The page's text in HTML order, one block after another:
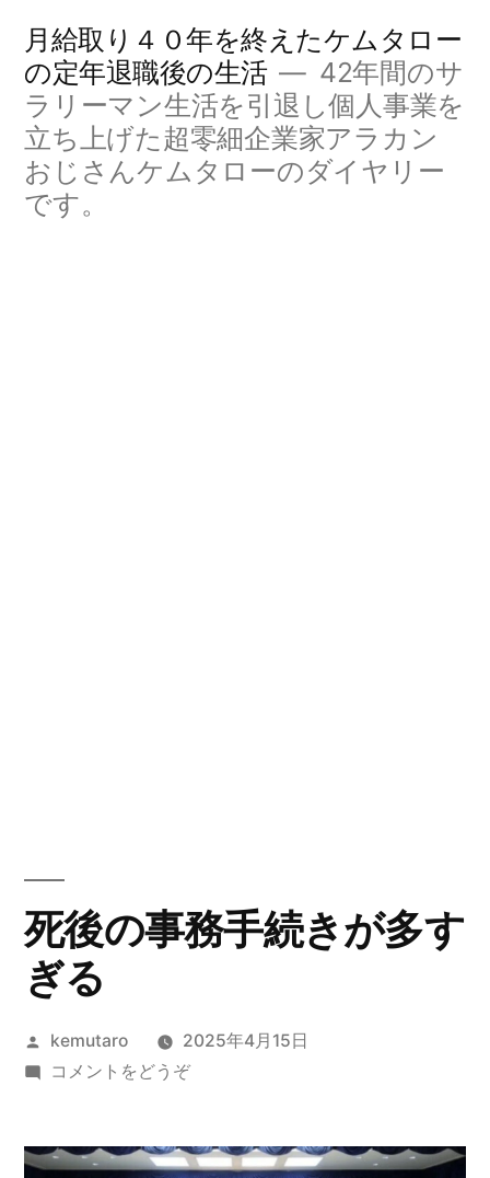
月給取り４０年を終えたケムタロー
の定年退職後の生活
42年間のサ
ラリーマン生活を引退し個人事業を
立ち上げた超零細企業家アラカン
おじさんケムタローのダイヤリー
です。
死後の事務手続きが多す
ぎる
投
稿
kemutaro
2025年4月15日
コメントをどうぞ(死
事